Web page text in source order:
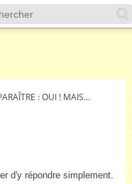
: OUI ! MAIS...
d'y répondre simplement.